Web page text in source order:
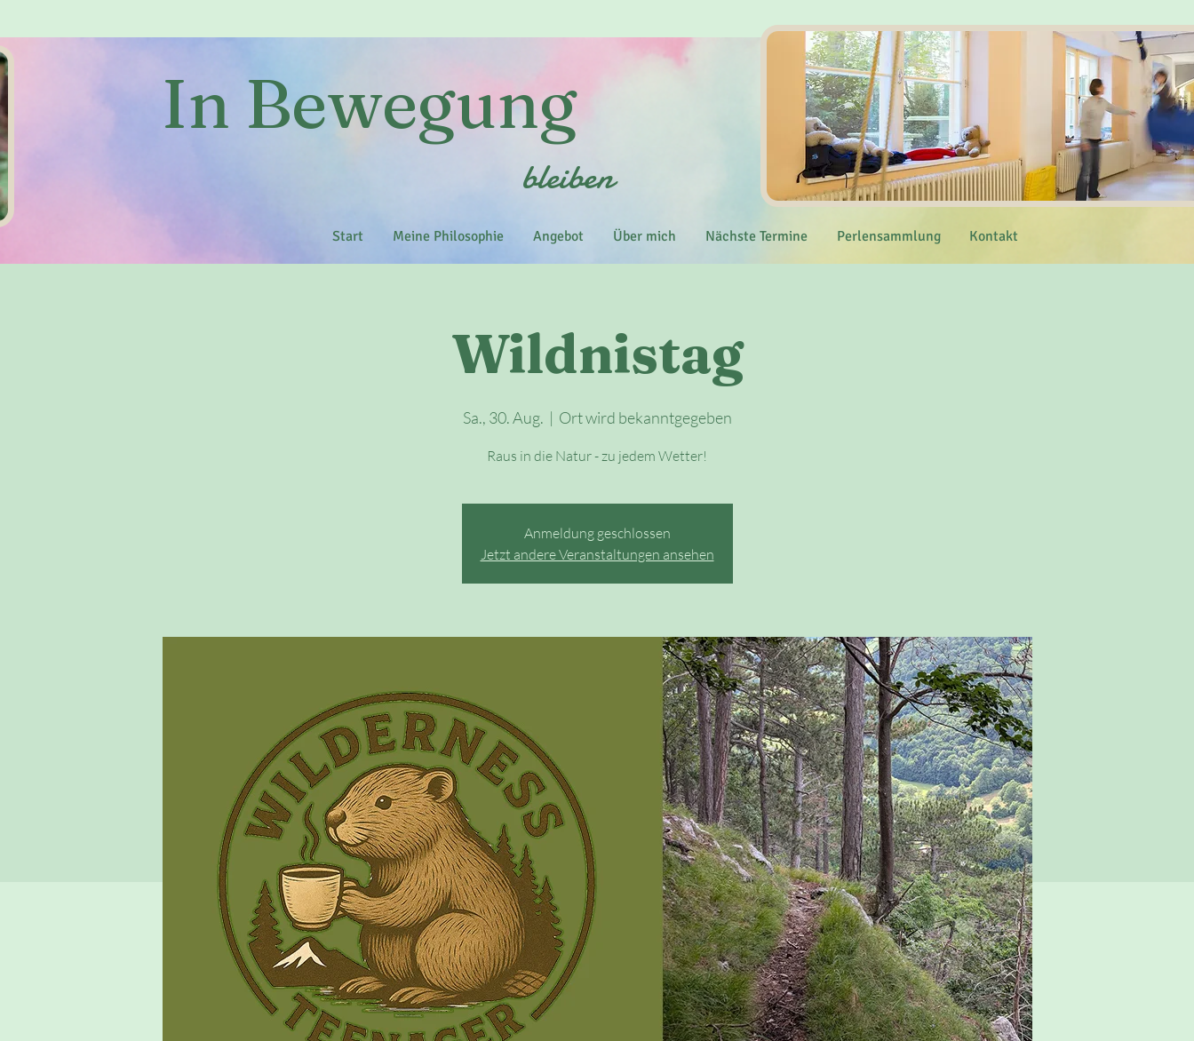
In Bewegung
bleiben
Start Meine Philosophie Angebot Über mich Nächste Termine Perlensammlung Kontakt
Wildnistag
Sa., 30. Aug.
  |
Ort wird bekanntgegeben
Raus in die Natur - zu jedem Wetter!
Anmeldung geschlossen
Jetzt andere Veranstaltungen ansehen